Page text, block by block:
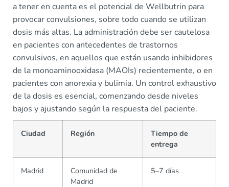
a tener en cuenta es el potencial de Wellbutrin para
provocar convulsiones, sobre todo cuando se utilizan
dosis más altas. La administración debe ser cautelosa
en pacientes con antecedentes de trastornos
convulsivos, en aquellos que están usando inhibidores
de la monoaminooxidasa (MAOIs) recientemente, o en
pacientes con anorexia y bulimia. Un control exhaustivo
de la dosis es esencial, comenzando desde niveles
bajos y ajustando según la respuesta del paciente.
Ciudad Región
Tiempo de
entrega
Madrid
Comunidad de
Madrid
5–7 días